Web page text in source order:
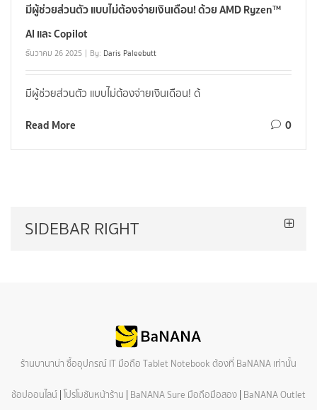
มีผู้ช่วยส่วนตัว แบบไม่ต้องจ่ายเงินเดือน! ด้วย AMD Ryzen™
AI และ Copilot
ธันวาคม 26 2025 By: Daris Paleebutt
มีผู้ช่วยส่วนตัว แบบไม่ต้องจ่ายเงินเดือน! ด้
Read More 0
SIDEBAR RIGHT
ร้านบานาน่า ซื้ออุปกรณ์ IT มือถือ Tablet Notebook ต้องที่ BaNANA เท่านั้น
ช้อปออนไลน์ | โปรโมชันหน้าร้าน | BaNANA Sure มือถือมือสอง | BaNANA Outlet